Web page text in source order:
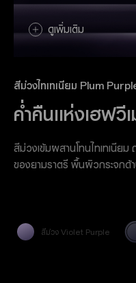
สีม่วง Violet Purple
ผลิบานอย่างงด
ผลิบานดุจกลีบดอกไม้ท่ามกลา
ไล่เฉดสีแบบไดนามิกและพื้นผิวเ
ดูเพิ่มเติม
สีม่วงไทเทเนียม Plum
ค่ำคืนแห่งเฮฟวี
สีม่วงเข้มผสานโทนไทเทเนีย
ของยามราตรี พื้นผิวกระจกด้
ดูเพิ่มเติม
สีม่วง Violet Purple